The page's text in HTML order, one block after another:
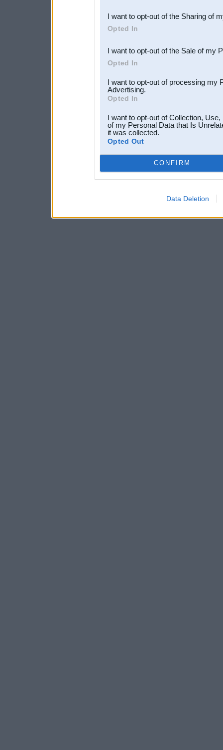
Downstream Participants
third parties.
I want to opt-out of the Sharing of
Opted In
I want to opt-out of the Sale of my
Opted In
I want to opt-out of processing my
Advertising.
Opted In
I want to opt-out of Collection,
of my Personal Data that Is
it was collected.
Opted Out
CONFIRM
Data Deletion